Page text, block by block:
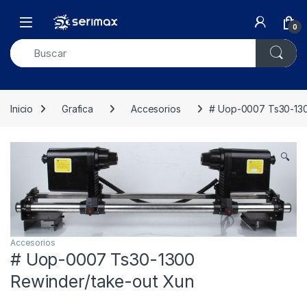
Open 0
Inicio Grafica Accesorios # Uop-0007 Ts30-
🔍
Accesorios
# Uop-0007 Ts30-1300
Rewinder/take-out Xun